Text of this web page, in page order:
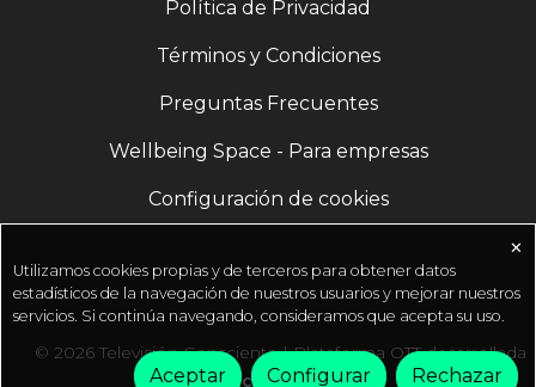
Política de Privacidad
Términos y Condiciones
Preguntas Frecuentes
Wellbeing Space - Para empresas
Configuración de cookies
© 2026 Televisión Consciente | Plataforma OTT desarrollada
porFractal Media
✕
Utilizamos cookies propias y de terceros para obtener datos
estadísticos de la navegación de nuestros usuarios y mejorar nuestros
servicios. Si continúa navegando, consideramos que acepta su uso.
Aceptar Configurar Rechazar